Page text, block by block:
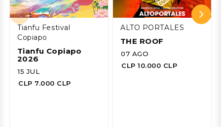
Tianfu Festival
Copiapo
Tianfu Copiapo
2026
15 JUL
CLP 7.000 CLP
ALTO PORTALES
THE ROOF
07 AGO
CLP 10.000 CLP